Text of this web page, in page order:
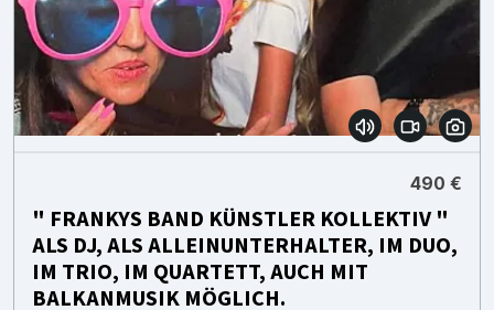
490 €
" FRANKYS BAND KÜNSTLER KOLLEKTIV "
ALS DJ, ALS ALLEINUNTERHALTER, IM DUO,
IM TRIO, IM QUARTETT, AUCH MIT
BALKANMUSIK MÖGLICH.